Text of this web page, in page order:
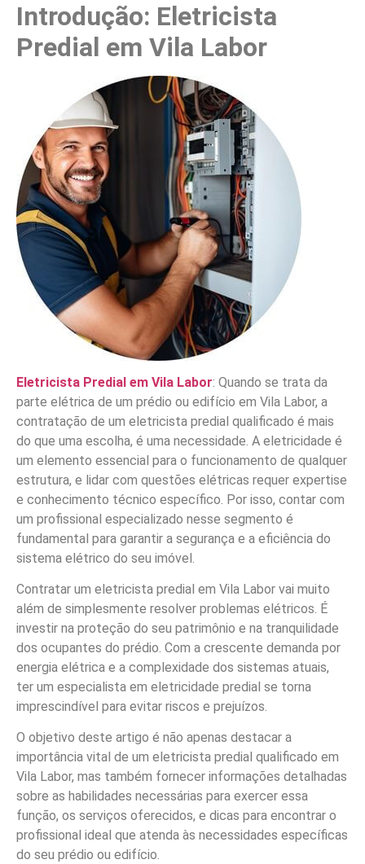
Introdução: Eletricista
Predial em Vila Labor
Eletricista Predial em Vila Labor: Quando se trata da
parte elétrica de um prédio ou edifício em Vila Labor, a
contratação de um eletricista predial qualificado é mais
do que uma escolha, é uma necessidade. A eletricidade é
um elemento essencial para o funcionamento de qualquer
estrutura, e lidar com questões elétricas requer expertise
e conhecimento técnico específico. Por isso, contar com
um profissional especializado nesse segmento é
fundamental para garantir a segurança e a eficiência do
sistema elétrico do seu imóvel.
Contratar um eletricista predial em Vila Labor vai muito
além de simplesmente resolver problemas elétricos. É
investir na proteção do seu patrimônio e na tranquilidade
dos ocupantes do prédio. Com a crescente demanda por
energia elétrica e a complexidade dos sistemas atuais,
ter um especialista em eletricidade predial se torna
imprescindível para evitar riscos e prejuízos.
O objetivo deste artigo é não apenas destacar a
importância vital de um eletricista predial qualificado em
Vila Labor, mas também fornecer informações detalhadas
sobre as habilidades necessárias para exercer essa
função, os serviços oferecidos, e dicas para encontrar o
profissional ideal que atenda às necessidades específicas
do seu prédio ou edifício.